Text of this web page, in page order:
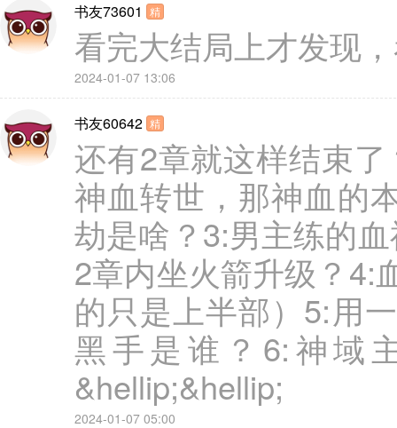
书友73601 精
看完大结局上才发现
2024-01-07 13:06
书友60642 精
还有2章就这样结束
神血转世，那神血的
劫是啥？3:男主练的
2章内坐火箭升级？4:
的只是上半部）5:用
黑手是谁？6:神域
&hellip;&hellip;
2024-01-07 05:00